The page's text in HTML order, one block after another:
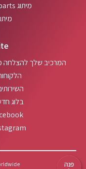
מיתוג Comparts
המרכיב שלך להצלחה
בלוג
פנה